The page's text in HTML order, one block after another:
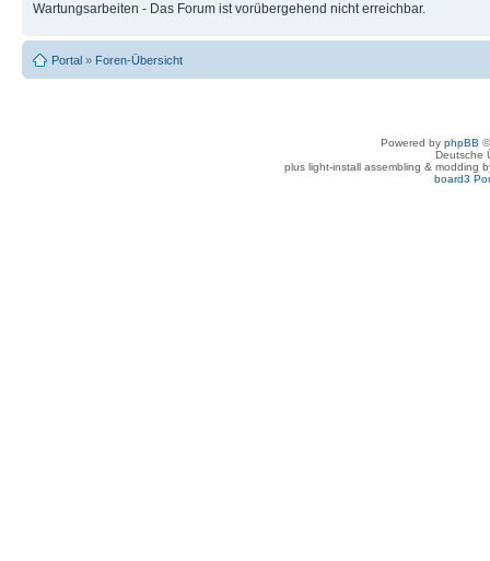
Wartungsarbeiten - Das Forum ist vorübergehend nicht erreichbar.
Portal » Foren-Übersicht
Powered by phpBB
Deutsche
plus light-install assembling & modding
board3